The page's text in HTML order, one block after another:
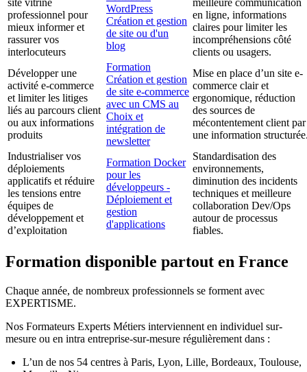
site vitrine
professionnel pour
mieux informer et
rassurer vos
interlocuteurs
WordPress
Création et gestion
de site ou d'un
blog
meilleure communication
en ligne, informations
claires pour limiter les
incompréhensions côté
clients ou usagers.
Développer une
activité e-commerce
et limiter les litiges
liés au parcours client
ou aux informations
produits
Formation
Création et gestion
de site e-commerce
avec un CMS au
Choix et
intégration de
newsletter
Mise en place d’un site e-
commerce clair et
ergonomique, réduction
des sources de
mécontentement client par
une information
Industrialiser vos
déploiements
applicatifs et réduire
les tensions entre
équipes de
développement et
d’exploitation
Formation Docker
pour les
développeurs -
Déploiement et
gestion
d'applications
Standardisation des
environnements,
diminution des incidents
techniques et meilleure
collaboration Dev/Ops
autour de processus
fiables.
Formation disponible partout en France
Chaque année, de nombreux professionnels se forment avec
EXPERTISME.
Nos Formateurs Experts Métiers interviennent en individuel sur-
mesure ou en intra entreprise-sur-mesure régulièrement dans :
L’un de nos 54 centres à Paris, Lyon, Lille, Bordeaux, Toulouse,